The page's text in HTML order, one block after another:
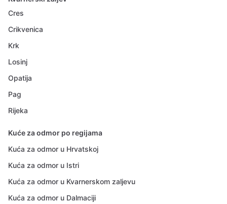
Cres
Crikvenica
Krk
Losinj
Opatija
Pag
Rijeka
Kuće za odmor po regijama
Kuća za odmor u Hrvatskoj
Kuća za odmor u Istri
Kuća za odmor u Kvarnerskom zaljevu
Kuća za odmor u Dalmaciji